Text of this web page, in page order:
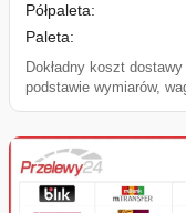
Półpaleta:
Paleta:
Dokładny koszt
podstawie wymiarów,